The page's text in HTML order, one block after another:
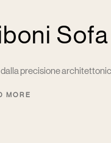
Sofa
precisione
MORE